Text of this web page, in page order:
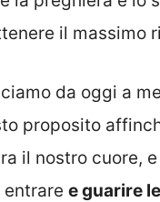
il massimo
da oggi a
proposito
il nostro cuore,
entrare e guarire